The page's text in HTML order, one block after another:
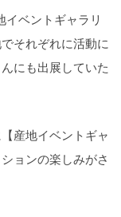
ベントギャラリ
それぞれに活動に
にも出展していた
産地イベントギャ
ョンの楽しみがさ